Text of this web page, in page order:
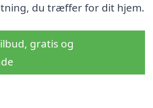
du træffer for dit hjem.
gratis og